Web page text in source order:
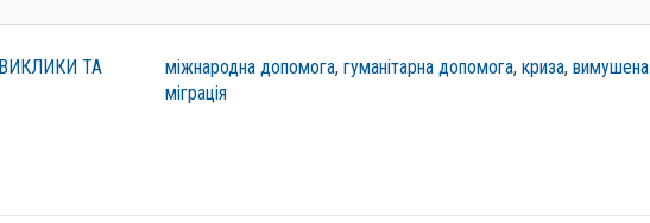
ТА
міжнародна допомога, гуманітарна допомога, криза, вимушена
міграція